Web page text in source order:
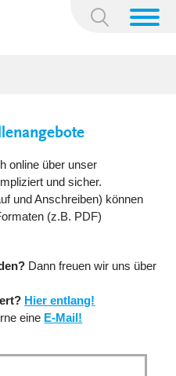
Suchbegriff:
online über unser
und sicher.
und Anschreiben) können
(z.B. PDF)
Dann freuen wir uns über
Hier entlang!
eine E-Mail!